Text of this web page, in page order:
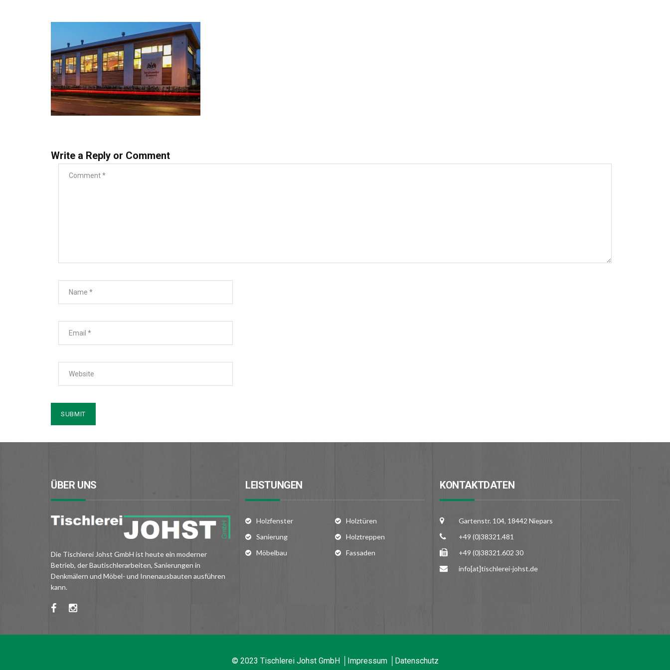
Write a Reply or Comment
ÜBER UNS
Die Tischlerei Johst GmbH ist heute ein moderner
Betrieb, der Bautischlerarbeiten, Sanierungen in
Denkmälern und Möbel- und Innenausbauten ausführen
kann.
LEISTUNGEN
Holzfenster
Holztüren
Sanierung
Holztreppen
Möbelbau
Fassaden
KONTAKTDATEN
Gartenstr. 104, 18442 Niepars
+49 (0)38321.481
+49 (0)38321.602 30
info[at]tischlerei-johst.de
© 2023 Tischlerei Johst GmbH │ Impressum│ Datenschutz